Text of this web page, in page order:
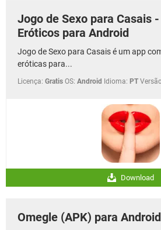
Jogo de Sexo para Casais
Eróticos para Android
Jogo de Sexo para Casais é um app
eróticas para...
Licença: Gratis OS: Android Idioma: PT
Download
Omegle (APK) para Android